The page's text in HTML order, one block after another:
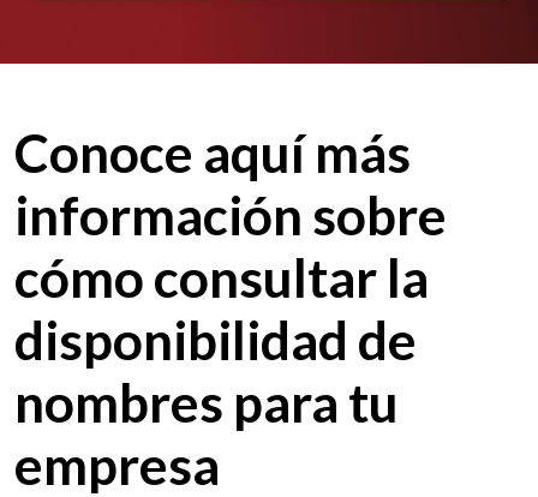
Conoce aquí más
información sobre
cómo consultar la
disponibilidad de
nombres para tu
empresa